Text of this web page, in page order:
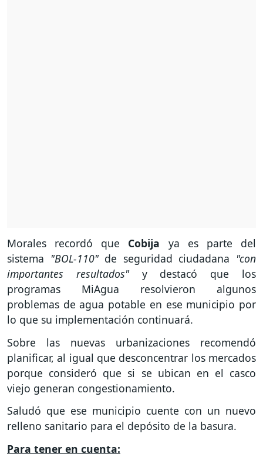
Morales recordó que Cobija ya es parte del
sistema "BOL-110"de seguridad ciudadana "con
importantes resultados" y destacó que los
programas MiAgua resolvieron algunos
problemas de agua potable en ese municipio por
lo que su implementación continuará.
Sobre las nuevas urbanizaciones recomendó
planificar, al igual que desconcentrar los mercados
porque consideró que si se ubican en el casco
viejo generan congestionamiento.
Saludó que ese municipio cuente con un nuevo
relleno sanitario para el depósito de la basura.
Para tener en cuenta: